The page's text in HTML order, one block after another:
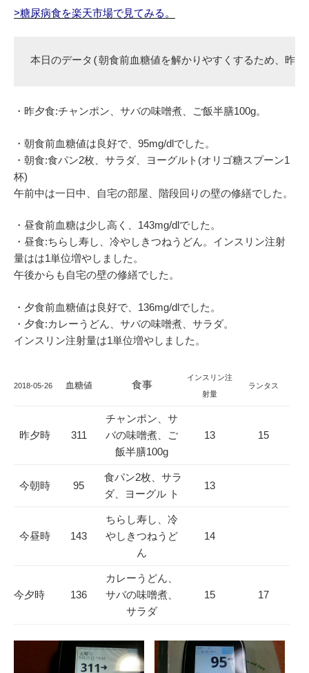
>糖尿病食を楽天市場で見てみる。
本日のデータ(朝食前血糖値を解かりやすくするため、昨
・昨夕食:チャンポン、サバの味噌煮、ご飯半膳100g。
・朝食前血糖値は良好で、95mg/dlでした。
・朝食:食パン2枚、サラダ、ヨーグルト(オリゴ糖スプーン1
杯)
午前中は一日中、自宅の部屋、階段回りの壁の修繕でした。
・昼食前血糖は少し高く、143mg/dlでした。
・昼食:ちらし寿し、冷やしきつねうどん。インスリン注射
量はは1単位増やしました。
午後からも自宅の壁の修繕でした。
・夕食前血糖値は良好で、136mg/dlでした。
・夕食:カレーうどん、サバの味噌煮、サラダ。
インスリン注射量は1単位増やしました。
2018-05-26 血糖値 食事
インスリン注
射量
ランタス
昨夕時 311
チャンポン、サ
バの味噌煮、ご
飯半膳100g
13 15
今朝時 95
食パン2枚、サラ
ダ、ヨーグル ト
13
今昼時 143
ちらし寿し、冷
やしきつねうど
ん
14
今夕時 136
カレーうどん、
サバの味噌煮、
サラダ
15 17